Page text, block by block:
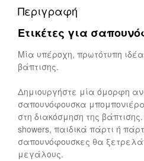
Περιγραφή
Ετικέτες για
Μία υπέροχη, πρωτότυπη
βάπτισης.
Δημιουργήστε μία όμορφη
σαπουνόφουσκα
στη διακόσμηση της
showers, παιδικά πάρτι ή
σαπουνόφουσκες θα
μεγάλους.